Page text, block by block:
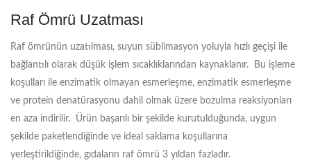
Raf Ömrü Uzatması
Raf ömrünün uzatılması, suyun süblimasyon yoluyla hızlı geçişi ile
bağlantılı olarak düşük işlem sıcaklıklarından kaynaklanır. Bu işleme
koşulları ile enzimatik olmayan esmerleşme, enzimatik esmerleşme
ve protein denatürasyonu dahil olmak üzere bozulma reaksiyonları
en aza indirilir. Ürün başarılı bir şekilde kurutulduğunda, uygun
şekilde paketlendiğinde ve ideal saklama koşullarına
yerleştirildiğinde, gıdaların raf ömrü 3 yıldan fazladır.